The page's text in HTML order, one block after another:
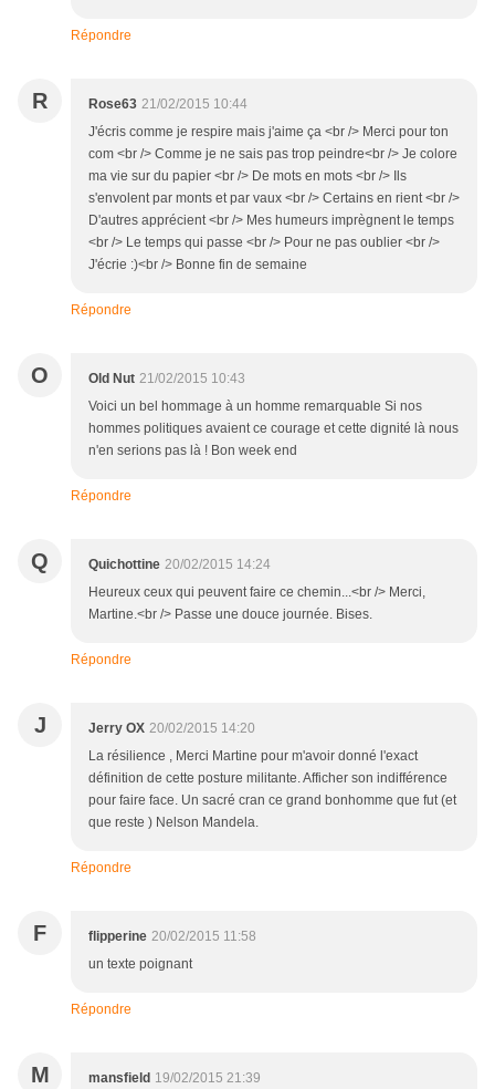
Répondre
R Rose63 21/02/2015 10:44
J'écris comme je respire mais j'aime ça <br /> Merci pour ton
com <br /> Comme je ne sais pas trop peindre<br /> Je colore
ma vie sur du papier <br /> De mots en mots <br /> Ils
s'envolent par monts et par vaux <br /> Certains en rient <br />
D'autres apprécient <br /> Mes humeurs imprègnent le temps
<br /> Le temps qui passe <br /> Pour ne pas oublier <br />
J'écrie :)<br /> Bonne fin de semaine
Répondre
O Old Nut 21/02/2015 10:43
Voici un bel hommage à un homme remarquable Si nos
hommes politiques avaient ce courage et cette dignité là nous
n'en serions pas là ! Bon week end
Répondre
Q Quichottine 20/02/2015 14:24
Heureux ceux qui peuvent faire ce chemin...<br /> Merci,
Martine.<br /> Passe une douce journée. Bises.
Répondre
J Jerry OX 20/02/2015 14:20
La résilience , Merci Martine pour m'avoir donné l'exact
définition de cette posture militante. Afficher son indifférence
pour faire face. Un sacré cran ce grand bonhomme que fut (et
que reste ) Nelson Mandela.
Répondre
F flipperine 20/02/2015 11:58
un texte poignant
Répondre
M mansfield 19/02/2015 21:39